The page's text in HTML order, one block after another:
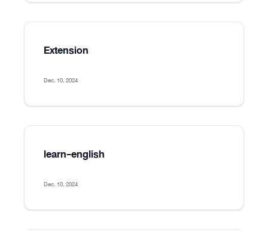
Extension
Dec. 10, 2024
learn-english
Dec. 10, 2024